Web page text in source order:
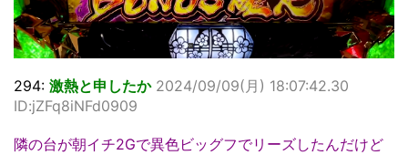
294: 激熱と申したか 2024/09/09(月) 18:07:42.30
ID:jZFq8iNFd0909
隣の台が朝イチ2Gで異色ビッグフでリーズしたんだけど